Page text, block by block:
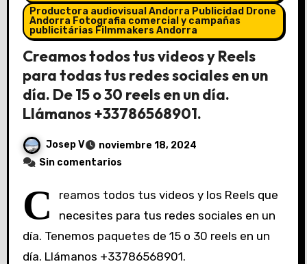
Productora audiovisual Andorra Publicidad Drone
Andorra Fotografia comercial y campañas
publicitárias Filmmakers Andorra
Creamos todos tus videos y Reels
para todas tus redes sociales en un
día. De 15 o 30 reels en un día.
Llámanos +33786568901.
Josep V
noviembre 18, 2024
Sin comentarios
C
reamos todos tus videos y los Reels que
necesites para tus redes sociales en un
día. Tenemos paquetes de 15 o 30 reels en un
día. Llámanos +33786568901.